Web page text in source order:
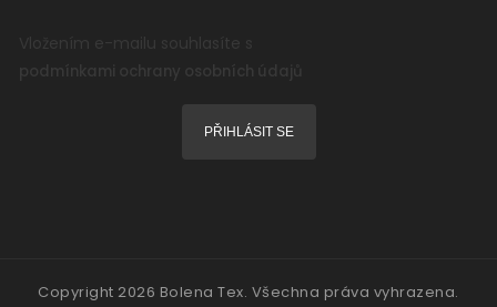
Vložením e-mailu souhlasíte s
podmínkami ochrany osobních údajů
PŘIHLÁSIT SE
Copyright 2026 Bolena Tex. Všechna práva vyhrazena.